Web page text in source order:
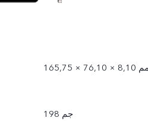
76,10 × 8,10 مم
198 جم